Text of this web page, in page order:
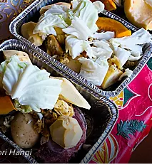
Hangi